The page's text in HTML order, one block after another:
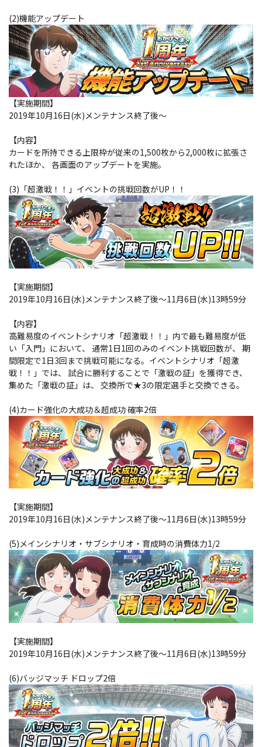
(2)機能アップデート
【実施期間】
2019年10月16日(水)メンテナンス終了後～
【内容】
カードを所持できる上限枠が従来の1,500枚から2,000枚に拡張さ
れたほか、 各画面のアップデートを実施。
(3)「超激戦！！」イベントの挑戦回数がUP！！
【実施期間】
2019年10月16日(水)メンテナンス終了後～11月6日(水)13時59分
【内容】
高難易度のイベントシナリオ「超激戦！！」内で最も難易度が低
い「入門」において、 通常1日1回のみのイベント挑戦回数が、 期
間限定で1日3回まで挑戦可能になる。イベントシナリオ「超激
戦！！」では、 試合に勝利することで「激戦の証」を獲得でき、
集めた「激戦の証」は、 交換所で★3の限定選手と交換できる。
(4)カード強化の大成功＆超成功 確率2倍
【実施期間】
2019年10月16日(水)メンテナンス終了後～11月6日(水)13時59分
(5)メインシナリオ・サブシナリオ・育成時の消費体力1/2
【実施期間】
2019年10月16日(水)メンテナンス終了後～11月6日(水)13時59分
(6)バッジマッチ ドロップ2倍